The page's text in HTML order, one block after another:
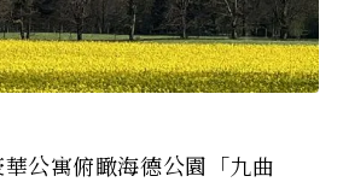
公寓俯瞰海德公園「九曲